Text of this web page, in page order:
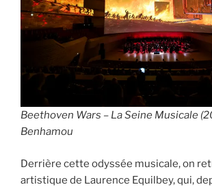
Beethoven Wars – La Seine Musicale
Benhamou
Derrière cette odyssée musicale, on
artistique de Laurence Equilbey, qui,